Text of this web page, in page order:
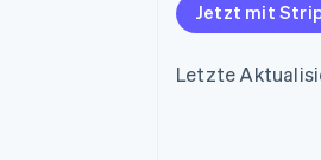
Autorisierungsraten
Beschleunigter Bezahlvorgang
Jetzt mit
Letzte